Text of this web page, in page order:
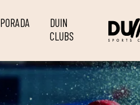
DUIN
CLUBS